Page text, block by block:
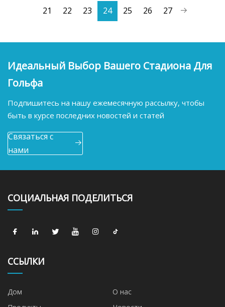
21 22 23 24 25 26 27
Идеальный Выбор Вашего Стадиона Для
Гольфа
Подпишитесь на нашу ежемесячную рассылку, чтобы
быть в курсе последних новостей и статей
Связаться с
нами
СОЦИАЛЬНАЯ ПОДЕЛИТЬСЯ
ССЫЛКИ
Дом
О нас